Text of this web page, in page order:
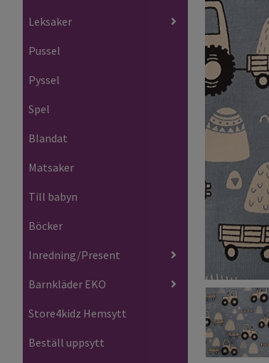
Leksaker
Pussel
Pyssel
Spel
Blandat
Matsaker
Till babyn
Böcker
Inredning/Present
Barnkläder EKO
Store4kidz Hemsytt
Beställ uppsytt